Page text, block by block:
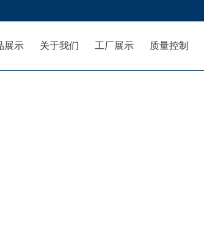
展示 关于我们 工厂展示 质量控制